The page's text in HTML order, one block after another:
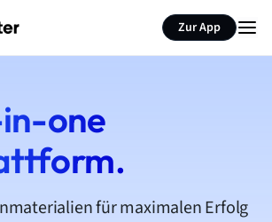
Zur App
one
für maximalen Erfolg